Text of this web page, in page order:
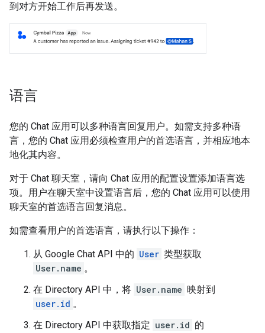
到对方开始工作后再发送。
语言
您的 Chat 应用可以多种语言回复用户。如需支持多种语
言，您的 Chat 应用必须检查用户的首选语言，并相应地本
地化其内容。
对于 Chat 聊天室，请向 Chat 应用的配置设置添加语言选
项。用户在聊天室中设置语言后，您的 Chat 应用可以使用
聊天室的首选语言回复消息。
如需查看用户的首选语言，请执行以下操作：
从 Google Chat API 中的 User 类型获取
User.name 。
在 Directory API 中，将 User.name 映射到
user.id 。
在 Directory API 中获取指定 user.id 的